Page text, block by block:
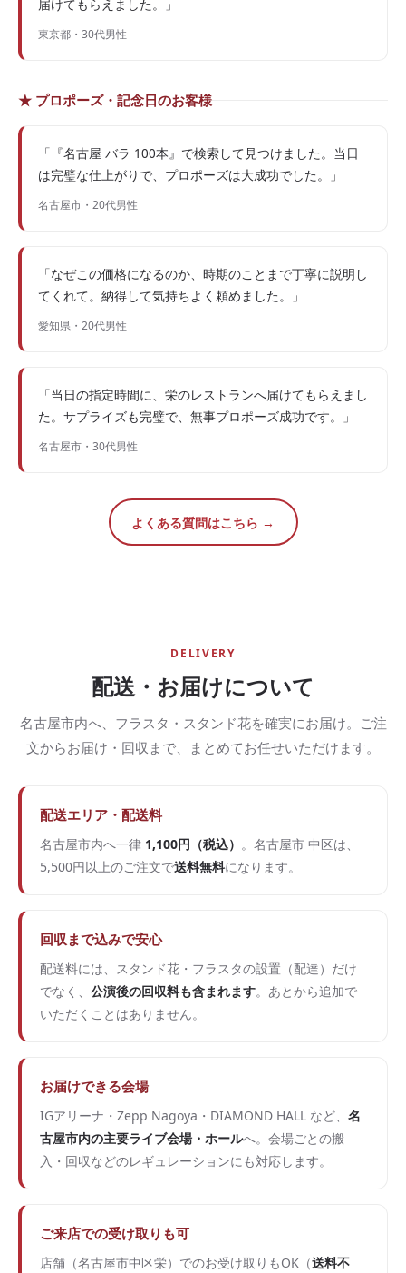
届けてもらえました。」
東京都・30代男性
★ プロポーズ・記念日のお客様
「『名古屋 バラ 100本』で検索して見つけました。当日
は完璧な仕上がりで、プロポーズは大成功でした。」
名古屋市・20代男性
「なぜこの価格になるのか、時期のことまで丁寧に説明し
てくれて。納得して気持ちよく頼めました。」
愛知県・20代男性
「当日の指定時間に、栄のレストランへ届けてもらえまし
た。サプライズも完璧で、無事プロポーズ成功です。」
名古屋市・30代男性
よくある質問はこちら →
DELIVERY
配送・お届けについて
名古屋市内へ、フラスタ・スタンド花を確実にお届け。ご注
文からお届け・回収まで、まとめてお任せいただけます。
配送エリア・配送料
名古屋市内へ一律 1,100円（税込） 。名古屋市 中区は、
5,500円以上のご注文で送料無料になります。
回収まで込みで安心
配送料には、スタンド花・フラスタの設置（配達）だけ
でなく、 公演後の回収料も含まれます。あとから追加で
いただくことはありません。
お届けできる会場
IGアリーナ・Zepp Nagoya・DIAMOND HALL など、 名
古屋市内の主要ライブ会場・ホールへ。会場ごとの搬
入・回収などのレギュレーションにも対応します。
ご来店での受け取りも可
店舗（名古屋市中区栄）でのお受け取りもOK（送料不